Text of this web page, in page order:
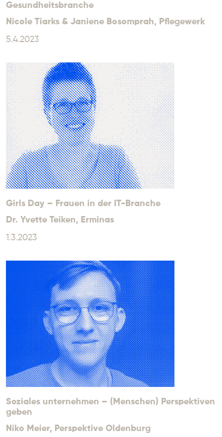
Gesundheitsbranche
Nicole Tiarks & Janiene Bosomprah, Pflegewerk
5.4.2023
Girls Day – Frauen in der IT-Branche
Dr. Yvette Teiken, Erminas
1.3.2023
Soziales unternehmen – (Menschen) Perspektiven
geben
Niko Meier, Perspektive Oldenburg